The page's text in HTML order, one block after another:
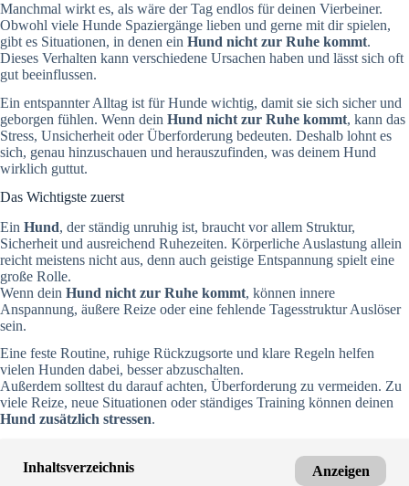
Manchmal wirkt es, als wäre der Tag endlos für deinen Vierbeiner.
Obwohl viele Hunde Spaziergänge lieben und gerne mit dir spielen,
gibt es Situationen, in denen ein Hund nicht zur Ruhe kommt.
Dieses Verhalten kann verschiedene Ursachen haben und lässt sich oft
gut beeinflussen.
Ein entspannter Alltag ist für Hunde wichtig, damit sie sich sicher und
geborgen fühlen. Wenn dein Hund nicht zur Ruhe kommt, kann das
Stress, Unsicherheit oder Überforderung bedeuten. Deshalb lohnt es
sich, genau hinzuschauen und herauszufinden, was deinem Hund
wirklich guttut.
Das Wichtigste zuerst
Ein Hund, der ständig unruhig ist, braucht vor allem Struktur,
Sicherheit und ausreichend Ruhezeiten. Körperliche Auslastung allein
reicht meistens nicht aus, denn auch geistige Entspannung spielt eine
große Rolle.
Wenn dein Hund nicht zur Ruhe kommt, können innere
Anspannung, äußere Reize oder eine fehlende Tagesstruktur Auslöser
sein.
Eine feste Routine, ruhige Rückzugsorte und klare Regeln helfen
vielen Hunden dabei, besser abzuschalten.
Außerdem solltest du darauf achten, Überforderung zu vermeiden. Zu
viele Reize, neue Situationen oder ständiges Training können deinen
Hund zusätzlich stressen.
Inhaltsverzeichnis Anzeigen